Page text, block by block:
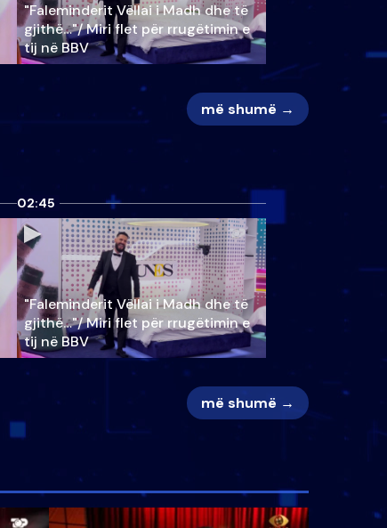
"Faleminderit Vëllai i Madh dhe të
gjithë…"/ Miri flet për rrugëtimin e
tij në BBV
më shumë →
02:45
"Faleminderit Vëllai i Madh dhe të
gjithë…"/ Miri flet për rrugëtimin e
tij në BBV
më shumë →